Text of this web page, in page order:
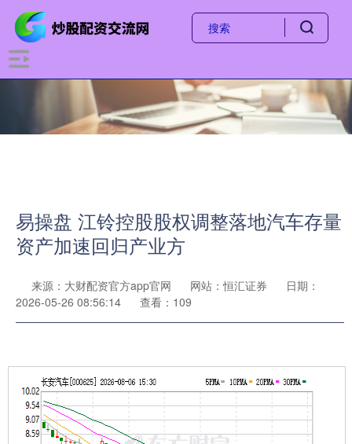
易操盘 江铃控股股权调整落地汽车存量
资产加速回归产业方
来源：大财配资官方app官网 网站：恒汇证券
日期：
2026-05-26 08:56:14
查看：109